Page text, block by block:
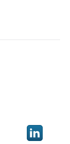
item opDeel dit